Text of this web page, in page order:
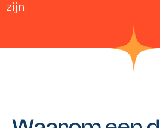
zijn.